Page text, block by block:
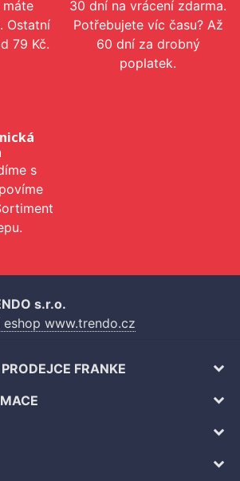
máte
Ostatní
79 Kč.
30 dní na vrácení zdarma.
Potřebujete víc času? Až
60 dní za drobný
poplatek.
s
s.r.o.
www.trendo.cz
FRANKE